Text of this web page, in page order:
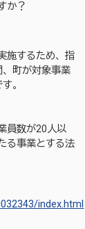
か？
施するため、指
町が対象事業
。
員数が20人以
る事業とする法
index.html